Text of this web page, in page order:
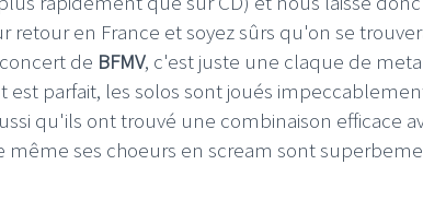
en France et soyez sûrs qu'on se
de BFMV, c'est juste une claque de
parfait, les solos sont joués
qu'ils ont trouvé une combinaison efficace
même ses choeurs en scream sont